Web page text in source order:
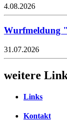
4.08.2026
Wurfmeldung
31.07.2026
weitere
Links
Kontakt